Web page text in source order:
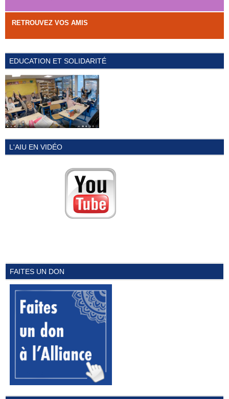
RETROUVEZ VOS AMIS
EDUCATION ET SOLIDARITÉ
L'AIU EN VIDÉO
FAITES UN DON